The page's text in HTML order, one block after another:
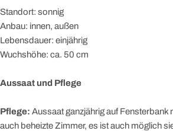
Standort: sonnig
Anbau: innen, außen
Lebensdauer: einjährig
Wuchshöhe: ca. 50 cm
Aussaat und Pflege
Pflege: Aussaat ganzjährig auf
auch beheizte Zimmer, es ist auch möglich